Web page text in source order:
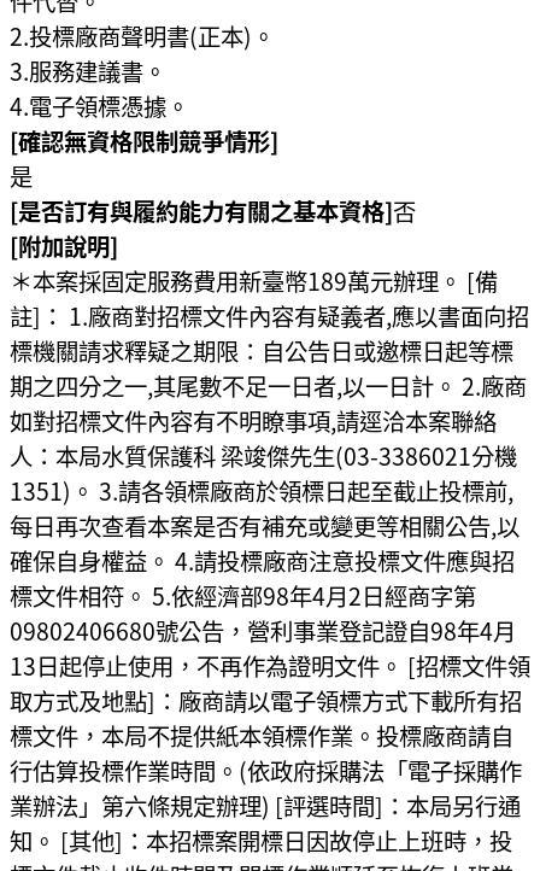
2.投標廠商聲明書(正本)。
3.服務建議書。
4.電子領標憑據。
[確認無資格限制競爭情形]
是
[是否訂有與履約能力有關之基本資格]否
[附加說明]
＊本案採固定服務費用新臺幣189萬元辦理。 [備
註]： 1.廠商對招標文件內容有疑義者,應以書面向招
標機關請求釋疑之期限：自公告日或邀標日起等標
期之四分之一,其尾數不足一日者,以一日計。 2.廠商
如對招標文件內容有不明瞭事項,請逕洽本案聯絡
人：本局水質保護科 梁竣傑先生(03-3386021分機
1351)。 3.請各領標廠商於領標日起至截止投標前,
每日再次查看本案是否有補充或變更等相關公告,以
確保自身權益。 4.請投標廠商注意投標文件應與招
標文件相符。 5.依經濟部98年4月2日經商字第
09802406680號公告，營利事業登記證自98年4月
13日起停止使用，不再作為證明文件。 [招標文件領
取方式及地點]：廠商請以電子領標方式下載所有招
標文件，本局不提供紙本領標作業。投標廠商請自
行估算投標作業時間。(依政府採購法「電子採購作
業辦法」第六條規定辦理) [評選時間]：本局另行通
知。 [其他]：本招標案開標日因故停止上班時，投